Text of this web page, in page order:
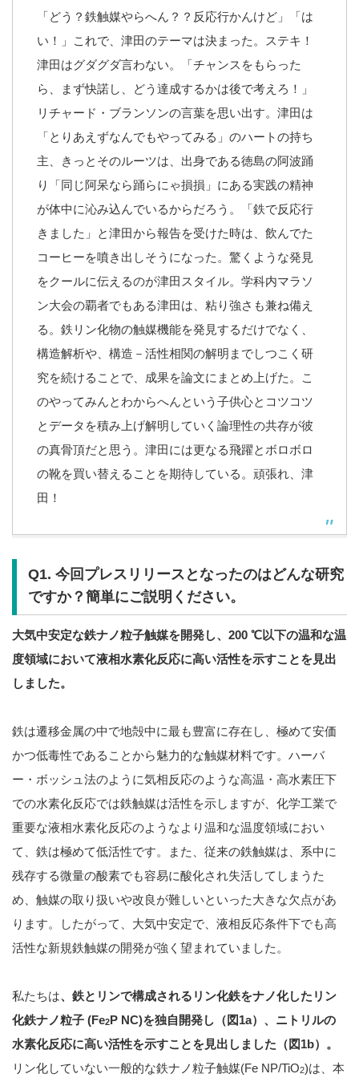
「どう？鉄触媒やらへん？？反応行かんけど」「は
い！」これで、津田のテーマは決まった。ステキ！
津田はグダグダ言わない。「チャンスをもらった
ら、まず快諾し、どう達成するかは後で考えろ！」
リチャード・ブランソンの言葉を思い出す。津田は
「とりあえずなんでもやってみる」のハートの持ち
主、きっとそのルーツは、出身である徳島の阿波踊
り「同じ阿呆なら踊らにゃ損損」にある実践の精神
が体中に沁み込んでいるからだろう。「鉄で反応行
きました」と津田から報告を受けた時は、飲んでた
コーヒーを噴き出しそうになった。驚くような発見
をクールに伝えるのが津田スタイル。学科内マラソ
ン大会の覇者でもある津田は、粘り強さも兼ね備え
る。鉄リン化物の触媒機能を発見するだけでなく、
構造解析や、構造－活性相関の解明までしつこく研
究を続けることで、成果を論文にまとめ上げた。こ
のやってみんとわからへんという子供心とコツコツ
とデータを積み上げ解明していく論理性の共存が彼
の真骨頂だと思う。津田には更なる飛躍とボロボロ
の靴を買い替えることを期待している。頑張れ、津
田！
Q1. 今回プレスリリースとなったのはどんな研究
ですか？簡単にご説明ください。
大気中安定な鉄ナノ粒子触媒を開発し、200 ℃以下の温和な温
度領域において液相水素化反応に高い活性を示すことを見出
しました。
鉄は遷移金属の中で地殻中に最も豊富に存在し、極めて安価
かつ低毒性であることから魅力的な触媒材料です。ハーバ
ー・ボッシュ法のように気相反応のような高温・高水素圧下
での水素化反応では鉄触媒は活性を示しますが、化学工業で
重要な液相水素化反応のようなより温和な温度領域におい
て、鉄は極めて低活性です。また、従来の鉄触媒は、系中に
残存する微量の酸素でも容易に酸化され失活してしまうた
め、触媒の取り扱いや改良が難しいといった大きな欠点があ
ります。したがって、大気中安定で、液相反応条件下でも高
活性な新規鉄触媒の開発が強く望まれていました。
私たちは、鉄とリンで構成されるリン化鉄をナノ化したリン
化鉄ナノ粒子 (Fe2P NC)を独自開発し（図1a）、ニトリルの
水素化反応に高い活性を示すことを見出しました（図1b）。
リン化していない一般的な鉄ナノ粒子触媒(Fe NP/TiO2)は、本